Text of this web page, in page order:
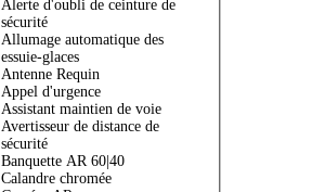
Alerte d'oubli de ceinture de
sécurité
Allumage automatique des
essuie-glaces
Antenne Requin
Appel d'urgence
Assistant maintien de voie
Avertisseur de distance de
sécurité
Banquette AR 60|40
Calandre chromée